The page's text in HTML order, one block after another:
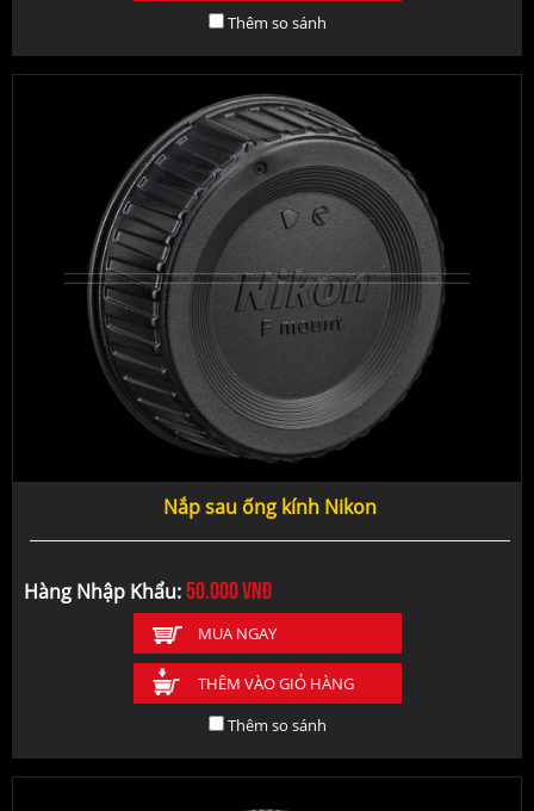
Thêm so sánh
Nắp sau ống kính Nikon
Hàng Nhập Khẩu:50.000vnđ
MUA NGAY
THÊM VÀO GIỎ HÀNG
Thêm so sánh